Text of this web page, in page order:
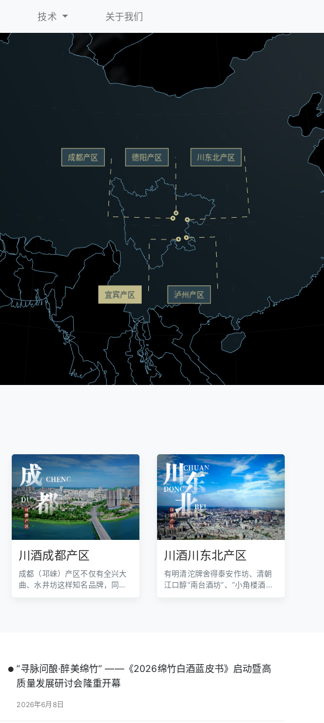
技术 关于我们
宜宾产区 泸州产区
德阳产区
成都产区 川东北产区
川酒成都产区
成都（邛崃）产区不仅有全兴大
曲、水井坊这样知名品牌，同时
川酒川东北产区
有明清沱牌舍得泰安作坊、清朝
江口醇“南台酒坊”、“小角楼酒
“寻脉问酿·醉美绵竹” ——《2026绵竹白酒蓝皮书》启动暨高
质量发展研讨会隆重开幕
2026年6月8日